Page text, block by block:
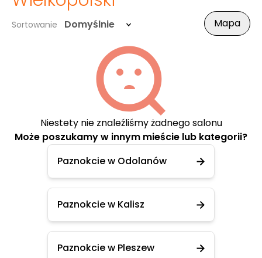
Sortowanie Domyślnie Mapa
Niestety nie znaleźliśmy żadnego salonu
Może poszukamy w innym mieście lub kategorii?
Paznokcie w Odolanów
Paznokcie w Kalisz
Paznokcie w Pleszew